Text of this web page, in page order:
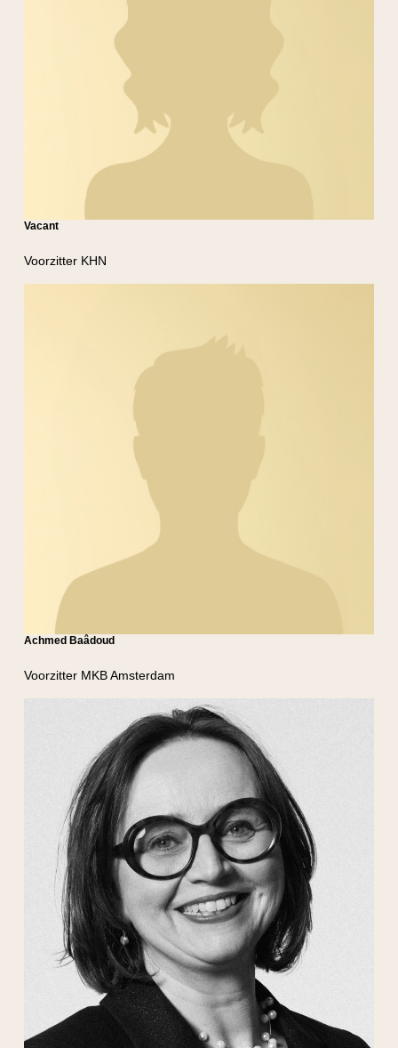
Voorzitter KHN
Vacant
Voorzitter MKB Amsterdam
Achmed Baâdoud